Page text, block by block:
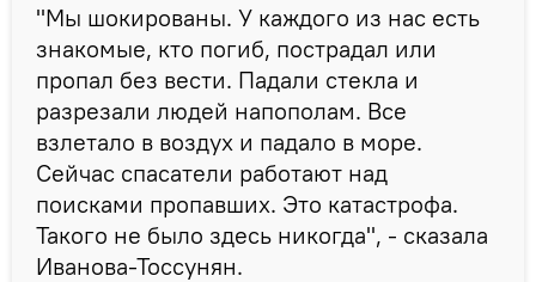
"Мы шокированы. У каждого из нас есть
знакомые, кто погиб, пострадал или
пропал без вести. Падали стекла и
разрезали людей напополам. Все
взлетало в воздух и падало в море.
Сейчас спасатели работают над
поисками пропавших. Это катастрофа.
Такого не было здесь никогда", - сказала
Иванова-Тоссунян.